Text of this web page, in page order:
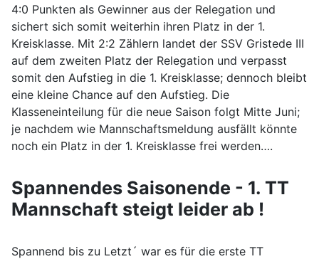
4:0 Punkten als Gewinner aus der Relegation und
sichert sich somit weiterhin ihren Platz in der 1.
Kreisklasse. Mit 2:2 Zählern landet der SSV Gristede III
auf dem zweiten Platz der Relegation und verpasst
somit den Aufstieg in die 1. Kreisklasse; dennoch bleibt
eine kleine Chance auf den Aufstieg. Die
Klasseneinteilung für die neue Saison folgt Mitte Juni;
je nachdem wie Mannschaftsmeldung ausfällt könnte
noch ein Platz in der 1. Kreisklasse frei werden….
Spannendes Saisonende - 1. TT
Mannschaft steigt leider ab !
Spannend bis zu Letzt´ war es für die erste TT